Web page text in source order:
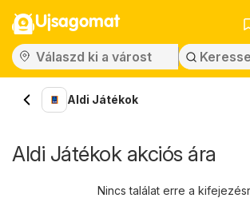
Ujsagomat
Aldi Játékok
Aldi Játékok akciós ára
Nincs találat erre a